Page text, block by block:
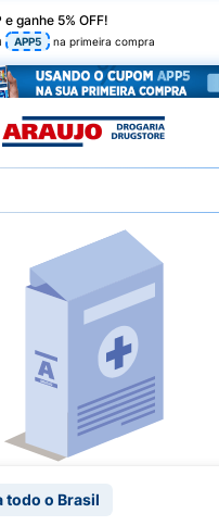
e ganhe 5% OFF!
APP5 na primeira compra
todo o Brasil